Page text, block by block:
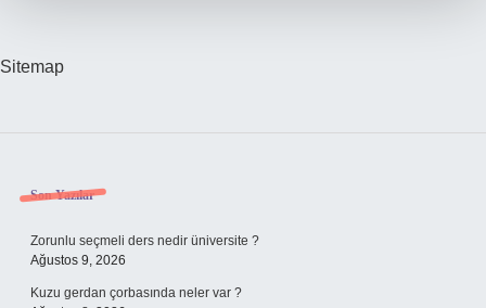
Sitemap
Sidebar
Son Yazılar
Zorunlu seçmeli ders nedir üniversite ?
Ağustos 9, 2026
Kuzu gerdan çorbasında neler var ?